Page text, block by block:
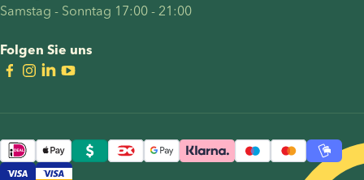
Samstag - Sonntag 17:00 - 21:00
Folgen Sie uns